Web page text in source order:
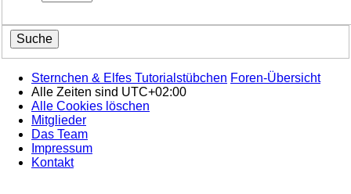
Sternchen & Elfes Tutorialstübchen Foren-Übersicht
Alle Zeiten sind UTC+02:00
Alle Cookies löschen
Mitglieder
Das Team
Impressum
Kontakt